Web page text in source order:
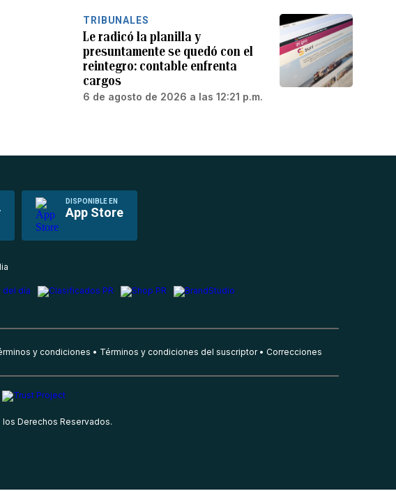
TRIBUNALES
Le radicó la planilla y
presuntamente se quedó con el
reintegro: contable enfrenta
cargos
6 de agosto de 2026 a las 12:21 p.m.
DISPONIBLE EN
App Store
y condiciones Términos y condiciones del suscriptor Correcciones
los Derechos Reservados.